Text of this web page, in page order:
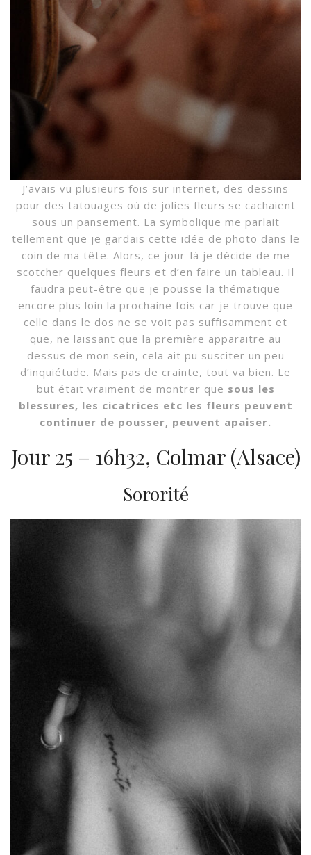
J’avais vu plusieurs fois sur internet, des dessins
pour des tatouages où de jolies fleurs se cachaient
sous un pansement. La symbolique me parlait
tellement que je gardais cette idée de photo dans le
coin de ma tête. Alors, ce jour-là je décide de me
scotcher quelques fleurs et d’en faire un tableau. Il
faudra peut-être que je pousse la thématique
encore plus loin la prochaine fois car je trouve que
celle dans le dos ne se voit pas suffisamment et
que, ne laissant que la première apparaitre au
dessus de mon sein, cela ait pu susciter un peu
d’inquiétude. Mais pas de crainte, tout va bien. Le
but était vraiment de montrer que sous les
blessures, les cicatrices etc les fleurs peuvent
continuer de pousser, peuvent apaiser.
Jour 25 – 16h32, Colmar (Alsace)
Sororité